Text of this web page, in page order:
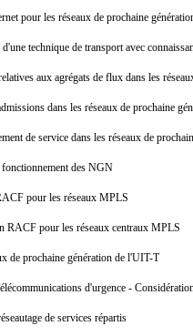
pour les réseaux de prochaine
technique de transport avec
aux agrégats de flux dans les
dans les réseaux de prochaine
de service dans les réseaux de
fonctionnement des NGN
pour les réseaux MPLS
RACF pour les réseaux centraux MPLS
de prochaine génération de l'UIT-T
d'urgence -
de services répartis